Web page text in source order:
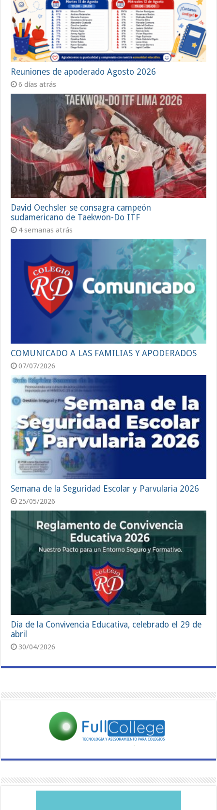
Reuniones de apoderado Agosto 2026
6 días atrás
David Oechsler se consagra campeón
sudamericano de Taekwon-Do ITF
4 semanas atrás
COMUNICADO A LAS FAMILIAS Y APODERADOS
07/07/2026
Semana de la Seguridad Escolar y Parvularia 2026
25/05/2026
Día de la Convivencia Educativa, celebrado el 29 de
abril
30/04/2026